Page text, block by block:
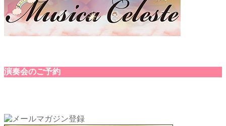
演奏会のご予約